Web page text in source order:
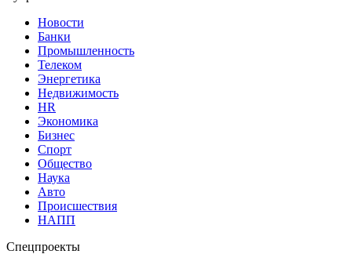
Новости
Банки
Промышленность
Телеком
Энергетика
Недвижимость
HR
Экономика
Бизнес
Спорт
Общество
Наука
Авто
Происшествия
НАПП
Спецпроекты